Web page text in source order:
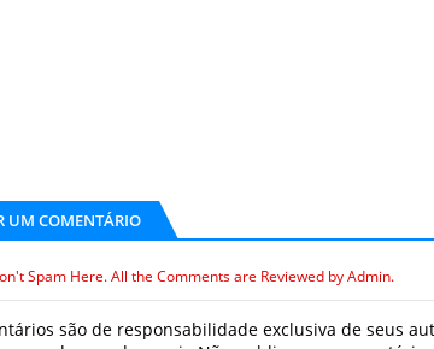
UM COMENTÁRIO
Spam Here. All the Comments are Reviewed by Admin.
são de responsabilidade exclusiva de seus